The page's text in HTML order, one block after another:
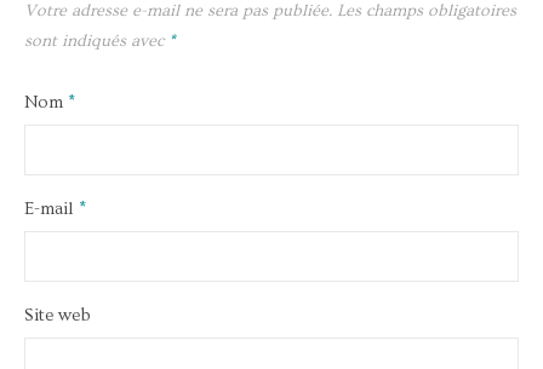
Votre adresse e-mail ne sera pas publiée. Les champs obligatoires
sont indiqués avec *
Nom *
E-mail *
Site web